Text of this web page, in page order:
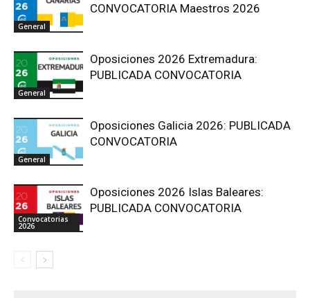
General
CONVOCATORIA Maestros 2026
General
Oposiciones 2026 Extremadura:
PUBLICADA CONVOCATORIA
General
Oposiciones Galicia 2026: PUBLICADA
CONVOCATORIA
Convocatorias
2026
Oposiciones 2026 Islas Baleares:
PUBLICADA CONVOCATORIA